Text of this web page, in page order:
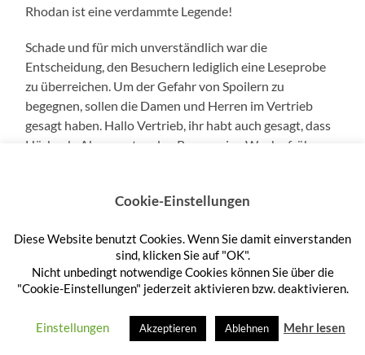
Rhodan ist eine verdammte Legende!
Schade und für mich unverständlich war die
Entscheidung, den Besuchern lediglich eine Leseprobe
zu überreichen. Um der Gefahr von Spoilern zu
begegnen, sollen die Damen und Herren im Vertrieb
gesagt haben. Hallo Vertrieb, ihr habt auch gesagt, dass
Hörbuch-Abonnenten den Roman eine Woche früher zu
Versuch eines persönlichen Fazits
Die Präsentation des Bandes 3000 im Literaturhaus
München war ein toller Roadtrip mit vier tollen Typen,
ein wunderbares Wiedersehen mit netten Menschen,
Cookie-Einstellungen
Diese Website benutzt Cookies. Wenn Sie damit einverstanden
sind, klicken Sie auf "OK".
Nicht unbedingt notwendige Cookies können Sie über die
"Cookie-Einstellungen" jederzeit aktivieren bzw. deaktivieren.
Einstellungen Akzeptieren Ablehnen Mehr lesen